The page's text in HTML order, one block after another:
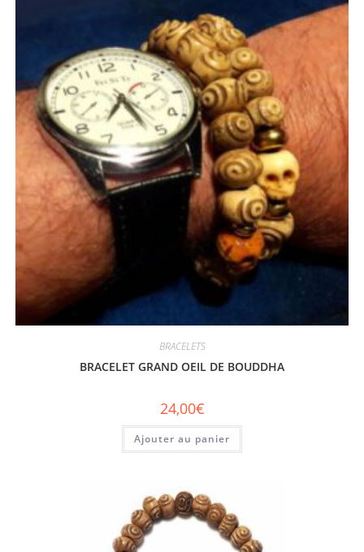
BRACELETS
BRACELET GRAND OEIL DE BOUDDHA
24,00€
Ajouter au panier